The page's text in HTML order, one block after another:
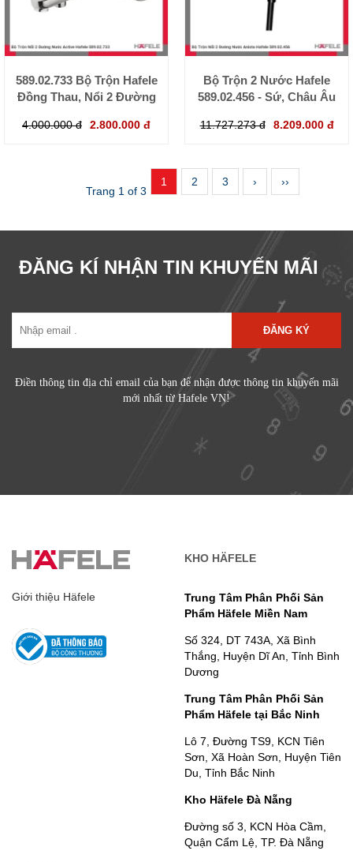
589.02.733 Bộ Trộn Hafele
Đồng Thau, Nổi 2 Đường
4.000.000 đ 2.800.000 đ
Bộ Trộn 2 Nước Hafele
589.02.456 - Sứ, Châu Âu
11.727.273 đ 8.209.000 đ
Trang 1 of 3
1 2 3 › ››
ĐĂNG KÍ NHẬN TIN KHUYẾN MÃI
ĐĂNG KÝ
Điền thông tin địa chỉ email của bạn để nhận được thông tin khuyến mãi
mới nhất từ Hafele VN!
Giới thiệu Häfele
KHO HÄFELE
Trung Tâm Phân Phối Sản
Phẩm Häfele Miền Nam
Số 324, DT 743A, Xã Bình
Thắng, Huyện Dĩ An, Tỉnh Bình
Dương
Trung Tâm Phân Phối Sản
Phẩm Häfele tại Bắc Ninh
Lô 7, Đường TS9, KCN Tiên
Sơn, Xã Hoàn Sơn, Huyện Tiên
Du, Tỉnh Bắc Ninh
Kho Häfele Đà Nẵng
Đường số 3, KCN Hòa Cầm,
Quận Cẩm Lệ, TP. Đà Nẵng